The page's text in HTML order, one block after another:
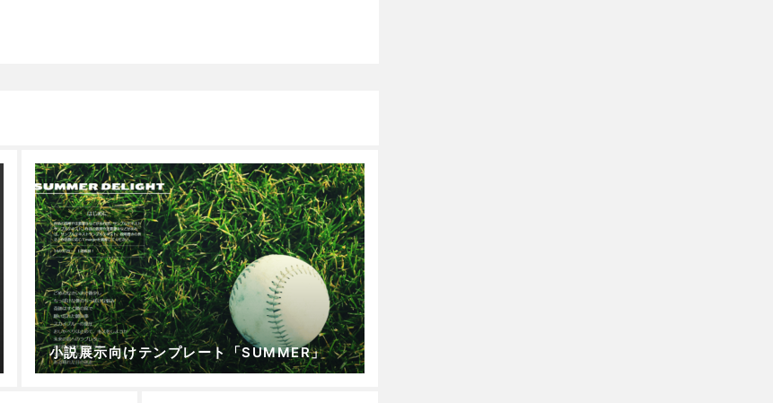
小説展示向けテンプレート「SUMMER」